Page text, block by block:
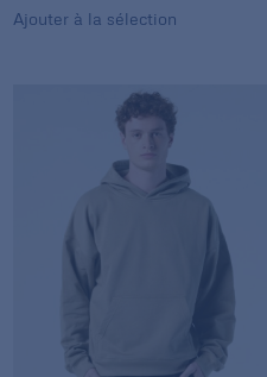
Ajouter à la sélection